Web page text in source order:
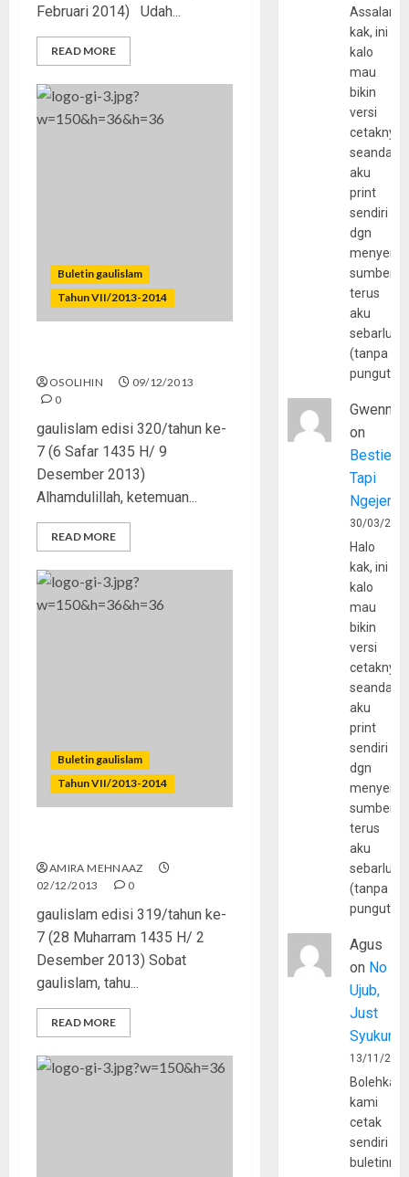
Februari 2014) Udah...
READ MORE
Buletin gaulislam
Tahun VII/2013-2014
OSOLIHIN
09/12/2013
0
gaulislam edisi 320/tahun ke-
7 (6 Safar 1435 H/ 9
Desember 2013)
Alhamdulillah, ketemuan...
READ MORE
Buletin gaulislam
Tahun VII/2013-2014
AMIRA MEHNAAZ
02/12/2013
0
gaulislam edisi 319/tahun ke-
7 (28 Muharram 1435 H/ 2
Desember 2013) Sobat
gaulislam, tahu...
READ MORE
kak, ini
kalo
mau
bikin
versi
cetaknya
aku
print
sendiri
dgn
sumber
terus
aku
(tanpa
Gwenny
on
Bestie
Tapi
30/03/
Halo
kak, ini
kalo
mau
bikin
versi
cetaknya
aku
print
sendiri
dgn
sumber
terus
aku
(tanpa
Agus
on No
Ujub,
Just
Syukur
13/11/
Bolehkah
kami
cetak
sendiri